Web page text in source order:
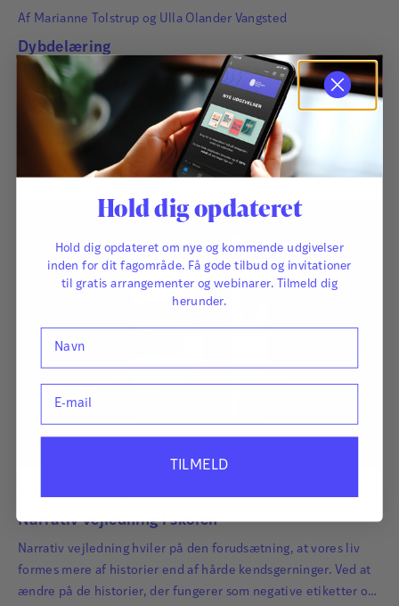
Peter Westenholz
Peter Westenholz er psykolog og musiker, ansat i
sektion for Specialpædagogik i PPR og
Specialpædagogik, Børn og Unge Aarhus Kommune.
med pædagogisk sparring og ledelsesudvikling.
Læs mere
Af Marianne Tolstrup og Ulla Olander Vangsted
Dybdelæring
Tiden kalder på andre måder at lære på. Få viden og værktøjer
til, hvordan elever opnår livslang læring og kritisk tænkning.
279,00 kr.
Narrativ vejledning i skolen
Narrativ vejledning hviler på den forudsætning, at vores liv
formes mere af historier end af hårde kendsgerninger. Ved at
ændre på de historier, der fungerer som negative etiketter og
Hold dig opdateret
Hold dig opdateret om nye og kommende udgivelser
inden for dit fagområde. Få gode tilbud og invitationer
til gratis arrangementer og webinarer. Tilmeld dig
herunder.
Navn
E-mail
TILMELD